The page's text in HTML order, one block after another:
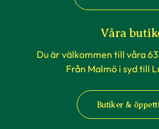
Våra
Du är välkommen till våra
Från Malmö i syd till
Butiker &